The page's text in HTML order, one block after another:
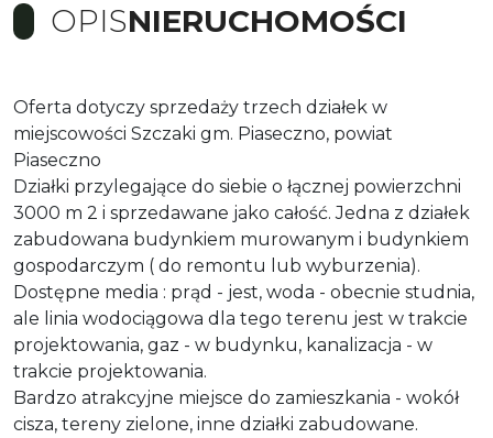
OPISNIERUCHOMOŚCI
Oferta dotyczy sprzedaży trzech działek w
miejscowości Szczaki gm. Piaseczno, powiat
Piaseczno
Działki przylegające do siebie o łącznej powierzchni
3000 m 2 i sprzedawane jako całość. Jedna z działek
zabudowana budynkiem murowanym i budynkiem
gospodarczym ( do remontu lub wyburzenia).
Dostępne media : prąd - jest, woda - obecnie studnia,
ale linia wodociągowa dla tego terenu jest w trakcie
projektowania, gaz - w budynku, kanalizacja - w
trakcie projektowania.
Bardzo atrakcyjne miejsce do zamieszkania - wokół
cisza, tereny zielone, inne działki zabudowane.